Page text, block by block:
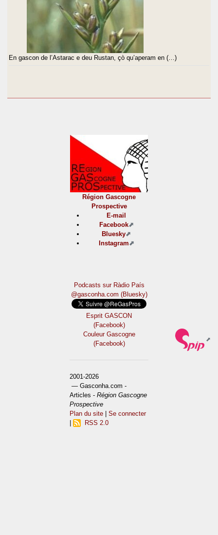
En gascon de l’Astarac e deu Rustan, çò qu’aperam en (…)
Région Gascogne
Prospective
E-mail
Facebook
Bluesky
Instagram
Podcasts sur Ràdio País
@gasconha.com (Bluesky)
Esprit GASCON
(Facebook)
Couleur Gascogne
(Facebook)
2001-2026
— Gasconha.com -
Articles -Région Gascogne
Prospective
Plan du site |Se connecter
RSS 2.0